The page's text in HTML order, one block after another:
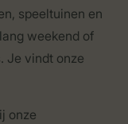
speeltuinen en
weekend of
Je vindt onze
onze